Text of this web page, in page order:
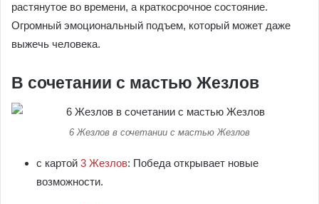
растянутое во времени, а краткосрочное состояние.
Огромный эмоциональный подъем, который может даже
выжечь человека.
В сочетании с мастью Жезлов
6 Жезлов в сочетании с мастью Жезлов
с картой 3 Жезлов: Победа открывает новые
возможности.